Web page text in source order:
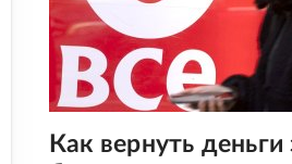
Как вернуть деньги